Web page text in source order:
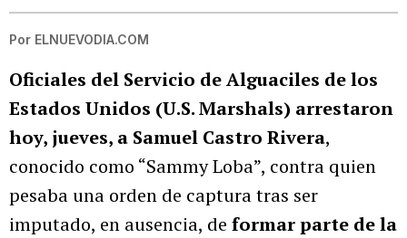
Por ELNUEVODIA.COM
Oficiales del Servicio de Alguaciles de los
Estados Unidos (U.S. Marshals) arrestaron
hoy, jueves, a Samuel Castro Rivera,
conocido como “Sammy Loba”, contra quien
pesaba una orden de captura tras ser
imputado, en ausencia, de formar parte de la